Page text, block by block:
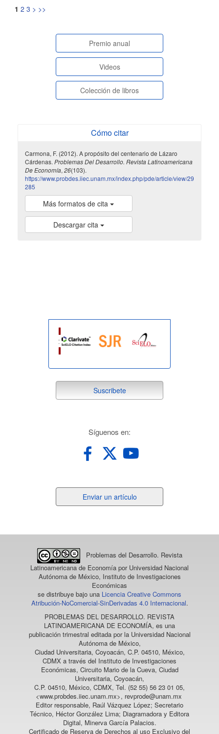
1 2 3 > >>
paginasespeciales
Premio anual
Videos
Colección de libros
Cómo citar
Carmona, F. (2012). A propósito del centenario de Lázaro
Cárdenas. Problemas Del Desarrollo. Revista Latinoamericana
De Economía, 26(103).
https://www.probdes.iiec.unam.mx/index.php/pde/article/view/29
285
Más formatos de cita
Descargar cita
suscribete
Suscribete
Síguenos en:
un
Enviar un artículo
Problemas del Desarrollo. Revista
Latinoamericana de Economía por Universidad Nacional
Autónoma de México, Instituto de Investigaciones
Económicas
se distribuye bajo una Licencia Creative Commons
Atribución-NoComercial-SinDerivadas 4.0 Internacional.
PROBLEMAS DEL DESARROLLO. REVISTA
LATINOAMERICANA DE ECONOMÍA, es una
publicación trimestral editada por la Universidad Nacional
Autónoma de México,
Ciudad Universitaria, Coyoacán, C.P. 04510, México,
CDMX a través del Instituto de Investigaciones
Económicas, Circuito Mario de la Cueva, Ciudad
Universitaria, Coyoacán,
C.P. 04510, México, CDMX, Tel. (52 55) 56 23 01 05,
<www.probdes.iiec.unam.mx>, revprode@unam.mx
Editor responsable, Raúl Vázquez López; Secretario
Técnico, Héctor González Lima; Diagramadora y Editora
Digital, Minerva García Palacios.
Certificado de Reserva de Derechos al uso Exclusivo del